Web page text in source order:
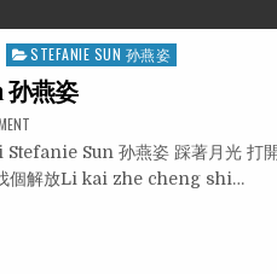
STEFANIE SUN 孙燕姿
孙燕姿
Sun 孙燕姿 踩著月光 打
個解放Li kai zhe cheng shi…